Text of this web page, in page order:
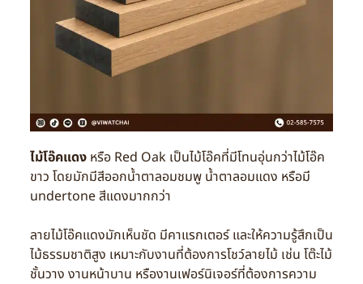
ไม้โอ๊คแดงหรือ Red Oak เป็นไม้โอ๊คที่มีโทนอุ่นกว่าไม้โอ๊ค
ขาว โดยมักมีสีออกน้ำตาลอมชมพู น้ำตาลอมแดง หรือมี
undertone สีแดงมากกว่า
ลายไม้โอ๊คแดงมักเห็นชัด มีคาแรกเตอร์ และให้ความรู้สึกเป็น
ไม้ธรรมชาติสูง เหมาะกับงานที่ต้องการโชว์ลายไม้ เช่น โต๊ะไม้
ชั้นวาง งานหน้าบาน หรืองานเฟอร์นิเจอร์ที่ต้องการความ